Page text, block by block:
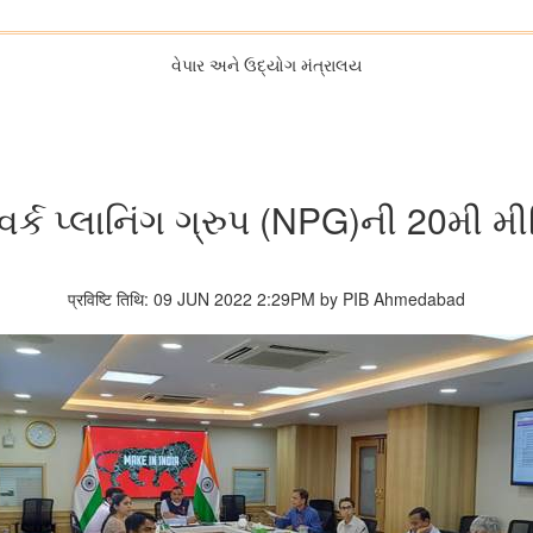
વેપાર અને ઉદ્યોગ મંત્રાલય
પ્લાનિંગ ગ્રુપ (NPG)ની 20મી
प्रविष्टि तिथि: 09 JUN 2022 2:29PM by PIB Ahmedabad